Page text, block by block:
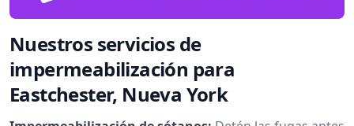
Nuestros servicios de
impermeabilización para
Eastchester, Nueva York